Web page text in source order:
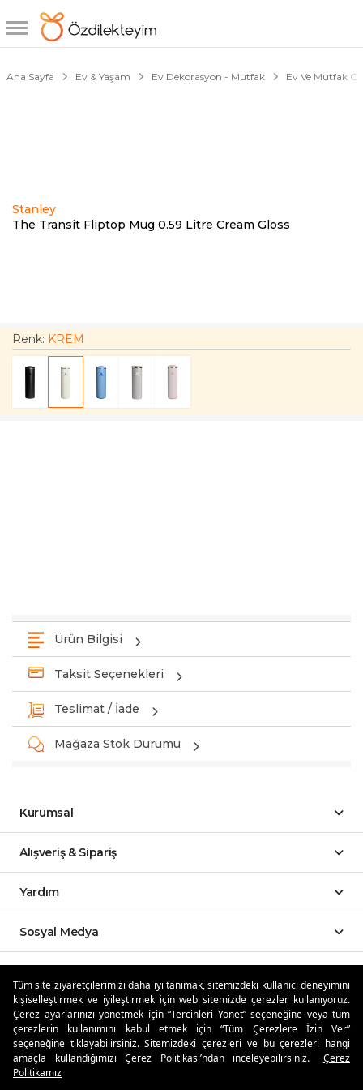
Tüm site ziyaretçilerimizi daha iyi tanımak, sitemizdeki kullanıcı deneyimini
kişiselleştirmek ve iyileştirmek için web sitemizde çerezler kullanıyoruz.
Çerez ayarlarınızı yönetmek için “Tercihleri Yönet” seçeneğine veya tüm
çerezlerin kullanımını kabul etmek için “Tüm Çerezlere İzin Ver”
seçeneğine tıklayabilirsiniz. Sitemizdeki çerezleri ve bu çerezleri hangi
amaçla kullandığımızı Çerez Politikası’ndan inceleyebilirsiniz.
Çerez
Politikamız
Ana Sayfa Ev & Yaşam Ev Dekorasyon - Mutfak Ev Ve Mutfak
Stanley
The Transit Fliptop Mug 0.59 Litre Cream Gloss
1/3
Renk: KREM
Ürün Bilgisi
Taksit Seçenekleri
Teslimat / İade
Mağaza Stok Durumu
Kurumsal
Alışveriş & Sipariş
Yardım
Sosyal Medya
Özdilekteyim'de Taksit Avantajları
Güvenli Alışveriş